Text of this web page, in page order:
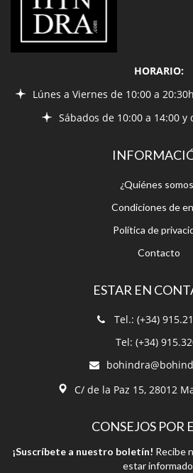
HORARIO:
Lúnes a Viernes de 10:00 a
Sábados de 10:00 a 14:00 y
¿Quiénes
Condiciones de
Política de
Contacto
ESTAR EN
Tel.: (+34)
Tel: (+34)
C/ de la Paz 15, 28012
CONSEJOS POR
¡Suscríbete a nuestro boletín! Recibe
estar